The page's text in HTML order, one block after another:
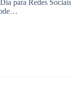
para Redes